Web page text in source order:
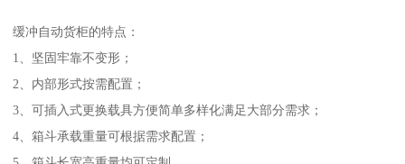
缓冲自动货柜的特点：
1、坚固牢靠不变形；
2、内部形式按需配置；
3、可插入式更换载具方便简单多样化满足大部分需求；
4、箱斗承载重量可根据需求配置；